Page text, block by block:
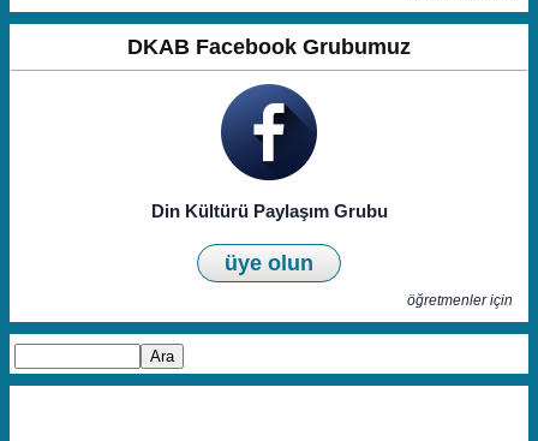
DKAB Facebook Grubumuz
Din Kültürü Paylaşım Grubu
üye olun
öğretmenler için